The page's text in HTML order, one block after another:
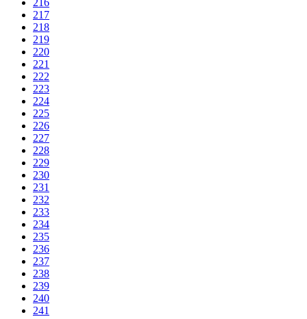
217
218
219
220
221
222
223
224
225
226
227
228
229
230
231
232
233
234
235
236
237
238
239
240
241